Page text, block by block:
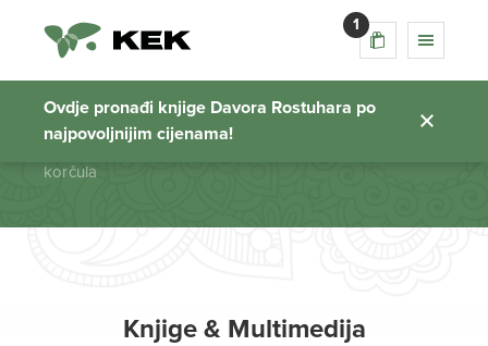
1
Ovdje pronađi knjige Davora Rostuhara po
najpovoljnijim cijenama!
korčula
Početna stranica
korčula
Knjige & Multimedija